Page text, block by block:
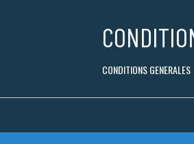
CONDITIONS GENERALES